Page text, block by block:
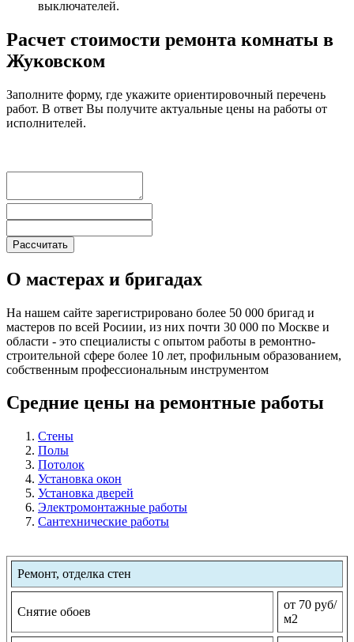
выключателей.
Расчет стоимости ремонта комнаты в
Жуковском
Заполните форму, где укажите ориентировочный перечень
работ. В ответ Вы получите актуальные цены на работы от
исполнителей.
О мастерах и бригадах
На нашем сайте зарегистрировано более 50 000 бригад и
мастеров по всей Росиии, из них почти 30 000 по Москве и
области - это специалисты с опытом работы в ремонтно-
строительной сфере более 10 лет, профильным образованием,
собственным профессиональным инструментом
Средние цены на ремонтные работы
Стены
Полы
Потолок
Установка окон
Установка дверей
Электромонтажные работы
Сантехнические работы
Ремонт, отделка стен
Снятие обоев
от 70 руб/
м2